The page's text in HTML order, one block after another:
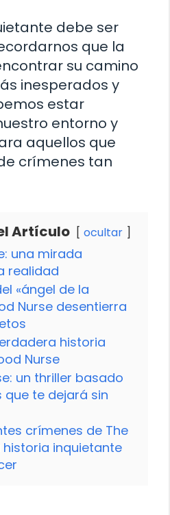
debe ser
que la
su camino
inesperados y
estar
entorno y
aquellos que
crímenes tan
Artículo ocultar
una mirada
realidad
«ángel de la
Nurse desentierra
historia
Nurse
un thriller basado
que te dejará sin
crímenes de The
historia inquietante